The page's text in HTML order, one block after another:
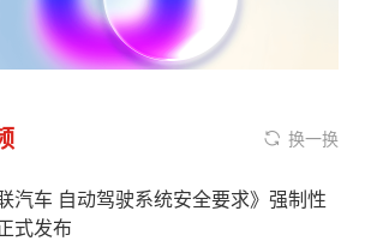
换一换
汽车 自动驾驶系统安全要求》强制性
式发布